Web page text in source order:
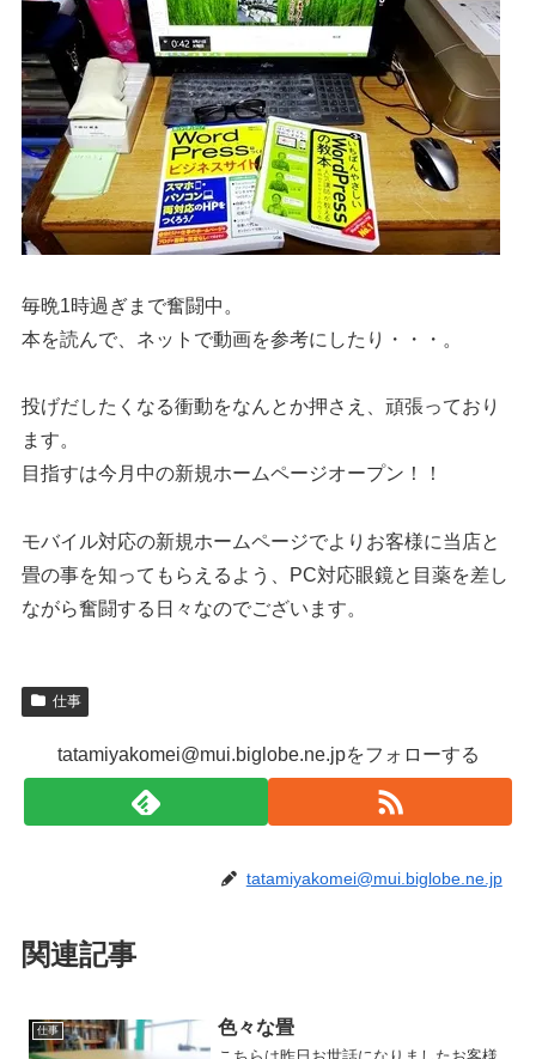
毎晩1時過ぎまで奮闘中。
本を読んで、ネットで動画を参考にしたり・・・。
投げだしたくなる衝動をなんとか押さえ、頑張っており
ます。
目指すは今月中の新規ホームページオープン！！
モバイル対応の新規ホームページでよりお客様に当店と
畳の事を知ってもらえるよう、PC対応眼鏡と目薬を差し
ながら奮闘する日々なのでございます。
仕事
tatamiyakomei@mui.biglobe.ne.jpをフォローする
tatamiyakomei@mui.biglobe.ne.jp
関連記事
仕事 色々な畳